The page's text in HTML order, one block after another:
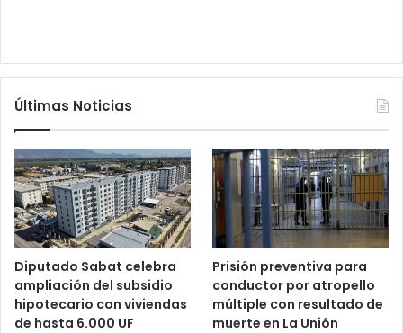
Últimas Noticias
Diputado Sabat celebra
ampliación del subsidio
hipotecario con viviendas
de hasta 6.000 UF
Prisión preventiva para
conductor por atropello
múltiple con resultado de
muerte en La Unión